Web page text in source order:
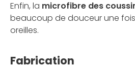
Enfin, la microfibre des
beaucoup de douceur une
oreilles.
Fabrication